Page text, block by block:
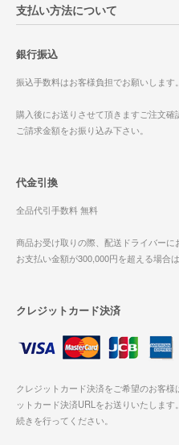
支払い方法について
銀行振込
振込手数料はお客様負担でお願いします。
購入後にお送りさせて頂きますご注文確
ご請求金額をお振り込み下さい。
代金引換
全品代引手数料 無料
商品お受け取りの際、配送ドライバーに
お支払い金額が300,000円を超える場合
クレジットカード決済
クレジットカード決済をご希望のお客
ットカード決済URLをお送りいたしま
続きを行ってください。